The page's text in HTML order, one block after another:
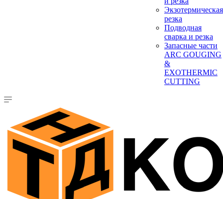
Экзотермическая
резка
Подводная
сварка и резка
Запасные части
ARC GOUGING
&
EXOTHERMIC
CUTTING